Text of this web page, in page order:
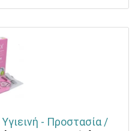
- Προστασία /